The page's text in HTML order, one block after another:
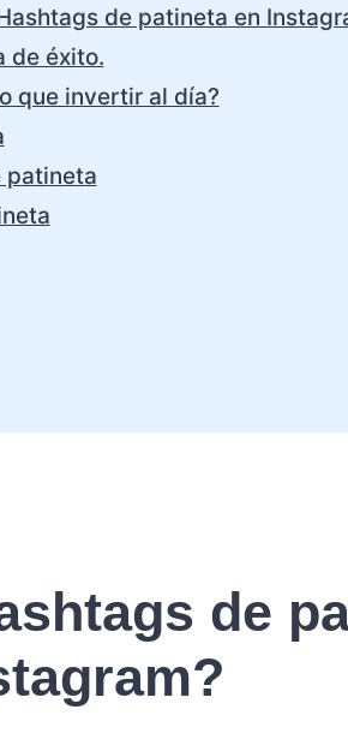
de patineta en
de éxito.
que invertir al día?
patineta
de